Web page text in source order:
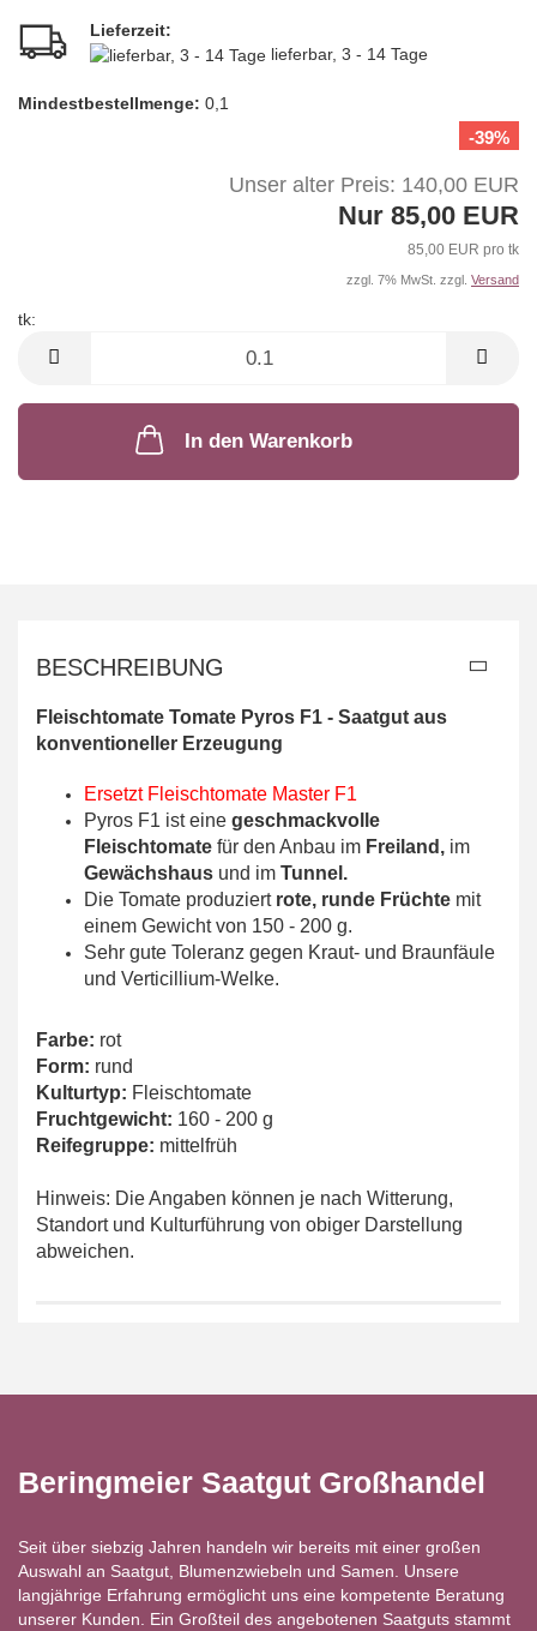
Lieferzeit:
lieferbar, 3 - 14 Tage
Mindest­bestellmenge: 0,1
-39%
Unser alter Preis: 140,00 EUR
Nur 85,00 EUR
85,00 EUR pro tk
zzgl. 7% MwSt. zzgl. Versand
tk:
In den Warenkorb
BESCHREIBUNG
Fleischtomate Tomate Pyros F1 - Saatgut aus
konventioneller Erzeugung
Ersetzt Fleischtomate Master F1
Pyros F1 ist eine geschmackvolle
Fleischtomate für den Anbau im Freiland, im
Gewächshaus und im Tunnel.
Die Tomate produziert rote, runde Früchte mit
einem Gewicht von 150 - 200 g.
Sehr gute Toleranz gegen Kraut- und Braunfäule
und Verticillium-Welke.
Farbe: rot
Form: rund
Kulturtyp: Fleischtomate
Fruchtgewicht: 160 - 200 g
Reifegruppe: mittelfrüh
Hinweis: Die Angaben können je nach Witterung,
Standort und Kulturführung von obiger Darstellung
abweichen.
Beringmeier Saatgut Großhandel
Seit über siebzig Jahren handeln wir bereits mit einer großen
Auswahl an Saatgut, Blumenzwiebeln und Samen. Unsere
langjährige Erfahrung ermöglicht uns eine kompetente Beratung
unserer Kunden. Ein Großteil des angebotenen Saatguts stammt